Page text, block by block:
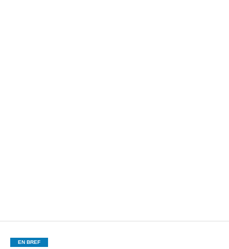
EN BREF